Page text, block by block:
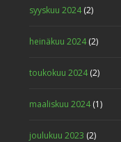
syyskuu 2024(2)
heinäkuu 2024(2)
toukokuu 2024(2)
maaliskuu 2024(1)
joulukuu 2023 (2)